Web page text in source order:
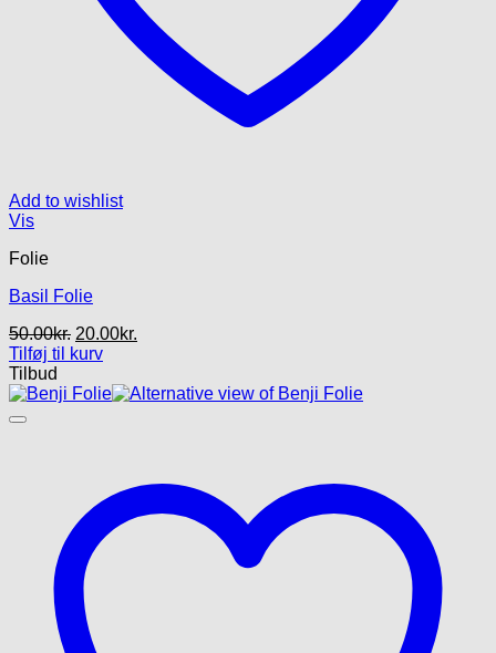
Add to wishlist
Vis
Folie
Basil Folie
50.00kr. Den
oprindelige
var:
20.00kr.
er:
Tilføj til kurv
Tilbud